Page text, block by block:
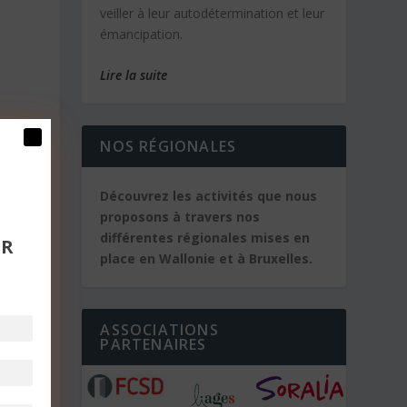
veiller à leur autodétermination et leur
émancipation.
Lire la suite
NOS RÉGIONALES
Découvrez les activités que nous
proposons à travers nos
différentes régionales mises en
place en Wallonie et à Bruxelles.
ASSOCIATIONS
PARTENAIRES